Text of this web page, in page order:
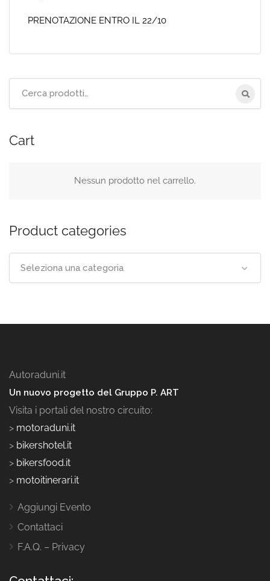
PRENOTAZIONE ENTRO IL 22/10
Cart
Nessun prodotto nel carrello.
Product categories
Seleziona una categoria
Autoraduni.it
Un nuovo progetto del Gruppo P. ART
Visita i portali del nostro circuito:
> motoraduni.it
> bikershotel.it
> bikersfood.it
> motoitinerari.it
Aggiungi Evento
Contattaci
F.A.Q. – Privacy